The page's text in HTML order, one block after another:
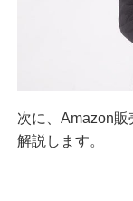
次に、Amazon
解説します。